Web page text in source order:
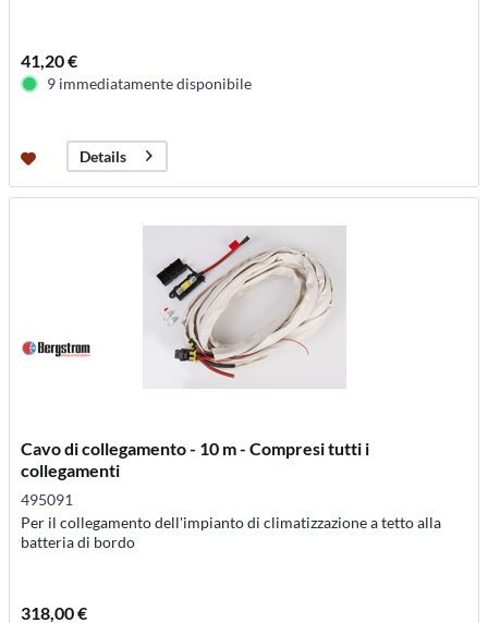
41,20 €
9 immediatamente disponibile
Details
Cavo di collegamento - 10 m - Compresi tutti i
collegamenti
495091
Per il collegamento dell'impianto di climatizzazione a tetto alla
batteria di bordo
318,00 €